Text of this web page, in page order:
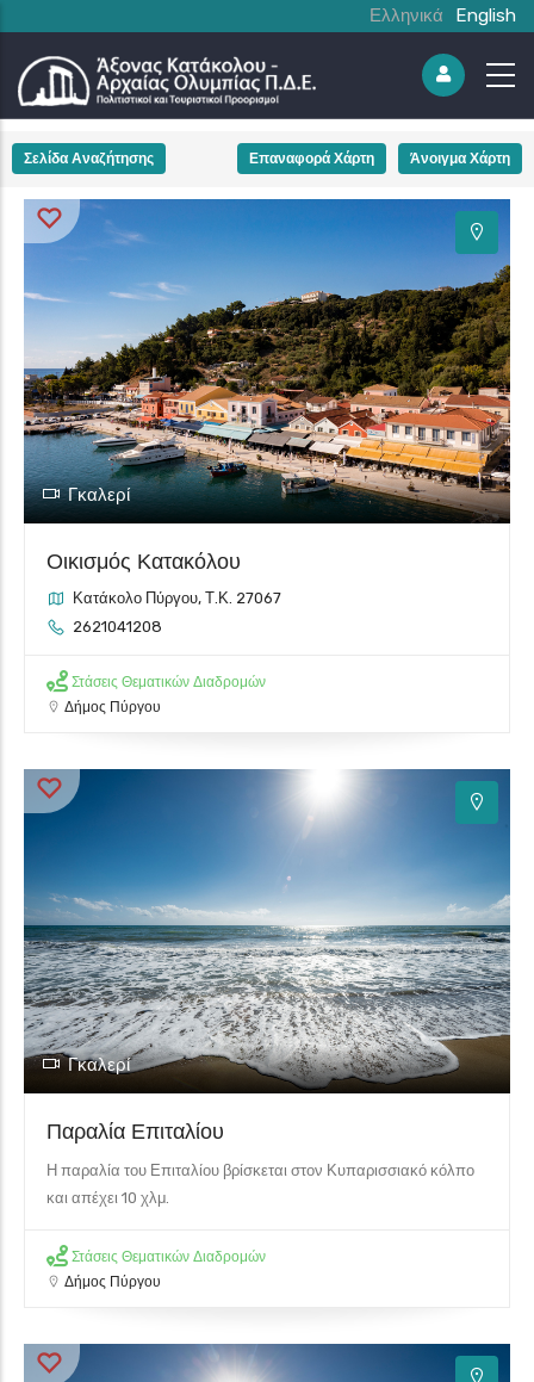
Ελληνικά English
Σελίδα Αναζήτησης Επαναφορά Χάρτη Άνοιγμα Χάρτη
Γκαλερί
Οικισμός Κατακόλου
Κατάκολο Πύργου, Τ.Κ. 27067
2621041208
Στάσεις Θεματικών Διαδρομών
Δήμος Πύργου
Γκαλερί
Παραλία Επιταλίου
Η παραλία του Επιταλίου βρίσκεται στον Κυπαρισσιακό κόλπο
και απέχει 10 χλμ.
Στάσεις Θεματικών Διαδρομών
Δήμος Πύργου
+